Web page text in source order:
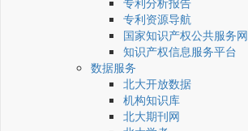
专利资源导航
国家知识产权公共服务网
知识产权信息服务平台
数据服务
北大开放数据
机构知识库
北大期刊网